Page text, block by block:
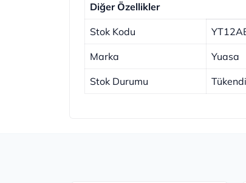
Diğer Özellikler
Stok Kodu
Marka Yuasa
Stok Durumu Tükendi